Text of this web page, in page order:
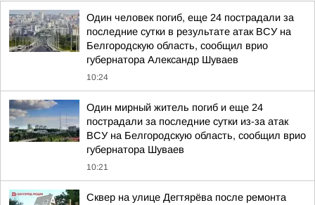
Один человек погиб, еще 24 пострадали за
последние сутки в результате атак ВСУ на
Белгородскую область, сообщил врио
губернатора Александр Шуваев
10:24
Один мирный житель погиб и еще 24
пострадали за последние сутки из-за атак
ВСУ на Белгородскую область, сообщил врио
губернатора Шуваев
10:21
Сквер на улице Дегтярёва после ремонта